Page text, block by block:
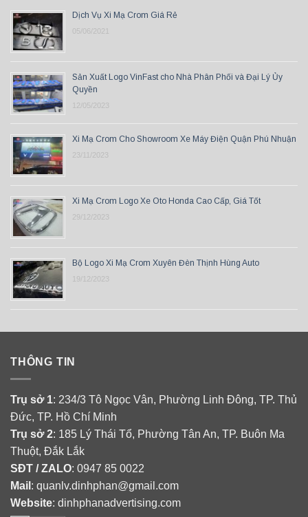
Dịch Vụ Xi Mạ Crom Giá Rẻ
05/06/2021
Sản Xuất Logo VinFast cho Nhà Phân Phối và Đại Lý Ủy
Quyền
12/05/2023
Xi Mạ Crom Cho Showroom Xe Máy Điện Quận Phú Nhuận
23/11/2023
Xi Mạ Crom Logo Xe Oto Honda Cao Cấp, Giá Tốt
29/12/2023
Bộ Logo Xi Mạ Crom Xuyên Đèn Thịnh Hùng Auto
19/12/2023
THÔNG TIN
Trụ sở 1: 234/3 Tô Ngọc Vân, Phường Linh Đông, TP. Thủ
Đức, TP. Hồ Chí Minh
Trụ sở 2: 185 Lý Thái Tổ, Phường Tân An, TP. Buôn Ma
Thuột, Đắk Lắk
SĐT / ZALO: 0947 85 0022
Mail : quanlv.dinhphan@gmail.com
Website: dinhphanadvertising.com